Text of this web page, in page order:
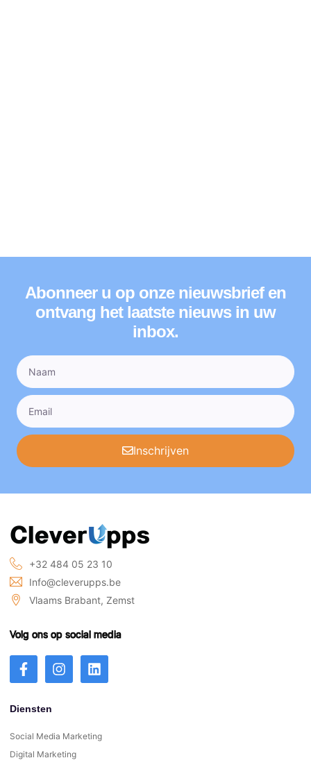
Abonneer u op onze nieuwsbrief en
ontvang het laatste nieuws in uw
inbox.
Inschrijven
+32 484 05 23 10
Info@cleverupps.be
Vlaams Brabant, Zemst
Volg ons op social media
Diensten
Social Media Marketing
Digital Marketing